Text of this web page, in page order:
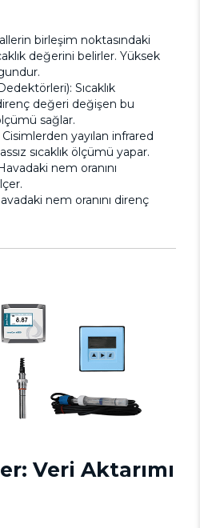
birleşim noktasındaki
değerini belirler. Yüksek
Sıcaklık
değeri değişen bu
sağlar.
yayılan infrared
sıcaklık ölçümü yapar.
nem oranını
nem oranını direnç
Veri Aktarımı